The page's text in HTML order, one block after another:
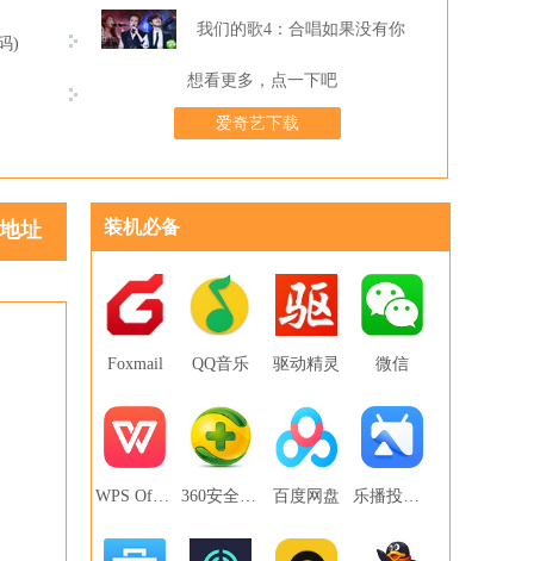
我们的歌4：合唱如果没有你
想看更多，点一下吧
爱奇艺下载
)
址 装机必备
Foxmail QQ音乐 驱动精灵 微信
WPS Office 360安全卫士 百度网盘 乐播投屏PC版